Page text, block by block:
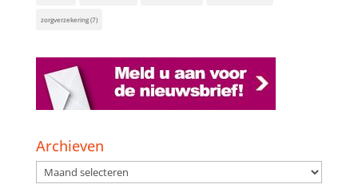
zorgverzekering(7)
Archieven
Archieven